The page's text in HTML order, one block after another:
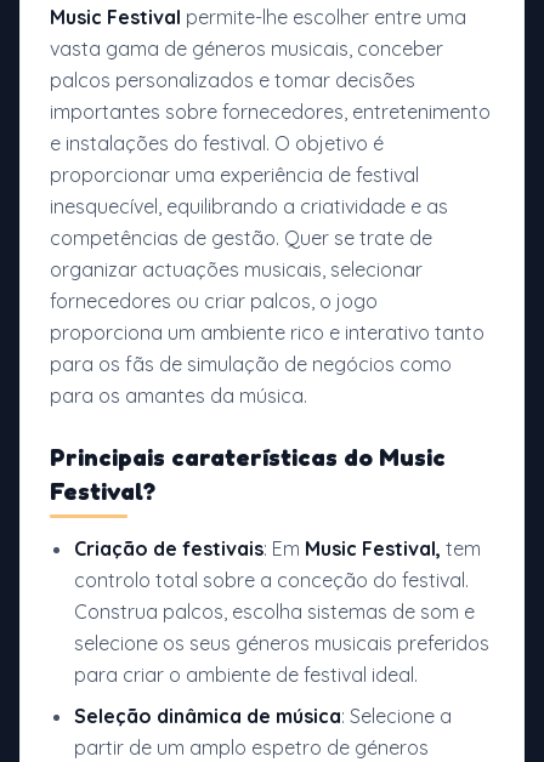
Music Festival permite-lhe escolher entre uma
vasta gama de géneros musicais, conceber
palcos personalizados e tomar decisões
importantes sobre fornecedores, entretenimento
e instalações do festival. O objetivo é
proporcionar uma experiência de festival
inesquecível, equilibrando a criatividade e as
competências de gestão. Quer se trate de
organizar actuações musicais, selecionar
fornecedores ou criar palcos, o jogo
proporciona um ambiente rico e interativo tanto
para os fãs de simulação de negócios como
para os amantes da música.
Principais caraterísticas do Music
Festival?
Criação de festivais: Em Music Festival, tem
controlo total sobre a conceção do festival.
Construa palcos, escolha sistemas de som e
selecione os seus géneros musicais preferidos
para criar o ambiente de festival ideal.
Seleção dinâmica de música: Selecione a
partir de um amplo espetro de géneros